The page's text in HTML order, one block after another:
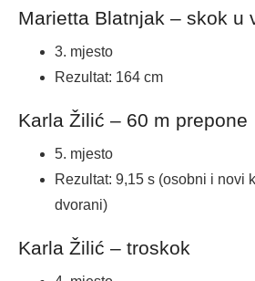
Marietta Blatnjak – skok u
3. mjesto
Rezultat: 164 cm
Karla Žilić – 60 m prepone
5. mjesto
Rezultat: 9,15 s (osobni i novi
dvorani)
Karla Žilić – troskok